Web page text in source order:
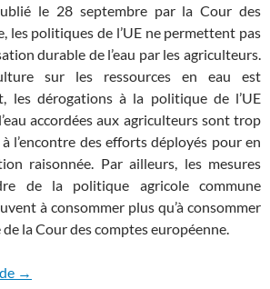
le 28 septembre par la Cour des
les politiques de l’UE ne permettent pas
durable de l’eau par les agriculteurs.
sur les ressources en eau est
les dérogations à la politique de l’UE
accordées aux agriculteurs sont trop
l’encontre des efforts déployés pour en
raisonnée. Par ailleurs, les mesures
de la politique agricole commune
à consommer plus qu’à consommer
la Cour des comptes européenne.
Les politiques de l’UE n’empêchent pas
→